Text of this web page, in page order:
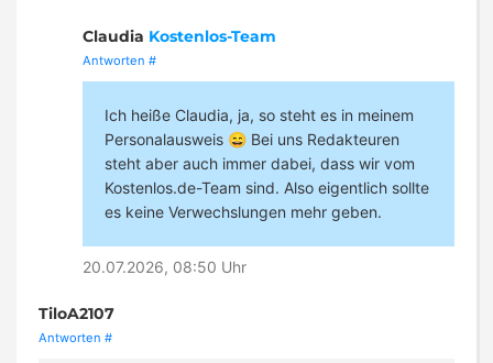
Claudia Kostenlos-Team
Antworten #
Ich heiße Claudia, ja, so steht es in meinem
Personalausweis 😄 Bei uns Redakteuren
steht aber auch immer dabei, dass wir vom
Kostenlos.de-Team sind. Also eigentlich sollte
es keine Verwechslungen mehr geben.
20.07.2026, 08:50 Uhr
TiloA2107
Antworten #